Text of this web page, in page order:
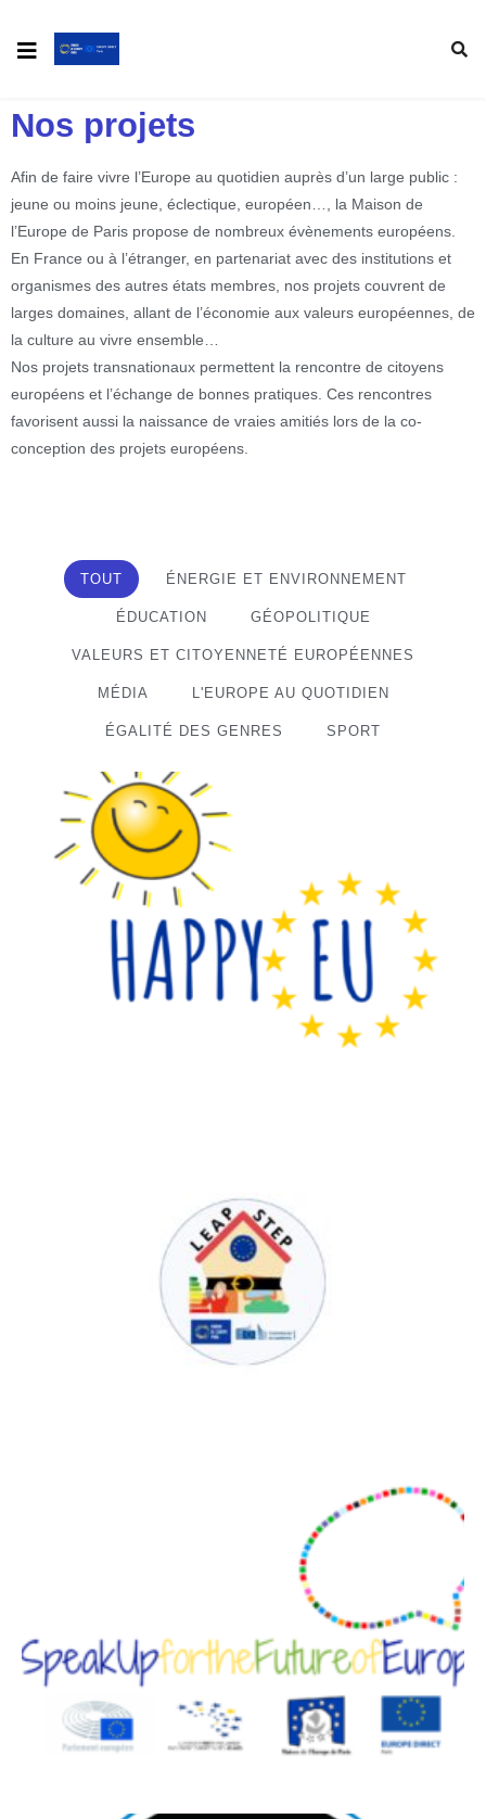
Nos projets
Afin de faire vivre l’Europe au quotidien auprès d’un large public :
jeune ou moins jeune, éclectique, européen…, la Maison de
l’Europe de Paris propose de nombreux évènements européens.
En France ou à l’étranger, en partenariat avec des institutions et
organismes des autres états membres, nos projets couvrent de
larges domaines, allant de l’économie aux valeurs européennes, de
la culture au vivre ensemble…
Nos projets transnationaux permettent la rencontre de citoyens
européens et l’échange de bonnes pratiques. Ces rencontres
favorisent aussi la naissance de vraies amitiés lors de la co-
conception des projets européens.
TOUT ÉNERGIE ET ENVIRONNEMENT
ÉDUCATION GÉOPOLITIQUE
VALEURS ET CITOYENNETÉ EUROPÉENNES
MÉDIA L'EUROPE AU QUOTIDIEN
ÉGALITÉ DES GENRES SPORT